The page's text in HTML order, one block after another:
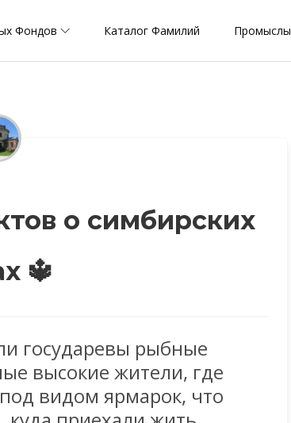
Фондов Каталог Фамилий Промыслы
о симбирских
🔱
государевы рыбные
высокие жители, где
видом ярмарок, что